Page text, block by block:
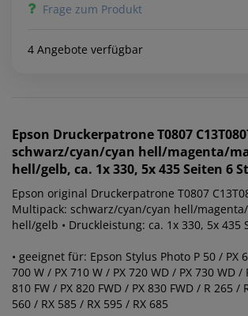
Frage zum Produkt
4 Angebote verfügbar
Epson Druckerpatrone T0807
schwarz/cyan/cyan hell/magenta/
hell/gelb, ca. 1x 330, 5x 435 Seiten 6
Epson original Druckerpatrone T0807
Multipack: schwarz/cyan/cyan hell/
hell/gelb • Druckleistung: ca. 1x 330, 5x 435
• geeignet für: Epson Stylus Photo P 50 / PX
700 W / PX 710 W / PX 720 WD / PX 730 WD /
810 FW / PX 820 FWD / PX 830 FWD / R 265 /
560 / RX 585 / RX 595 / RX 685